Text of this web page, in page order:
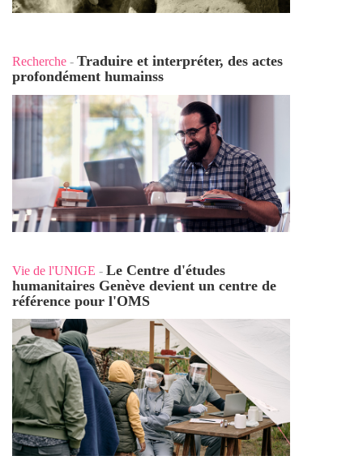
Recherche - Traduire et interpréter, des actes
profondément humainss
Vie de l'UNIGE - Le Centre d'études
humanitaires Genève devient un centre de
référence pour l'OMS